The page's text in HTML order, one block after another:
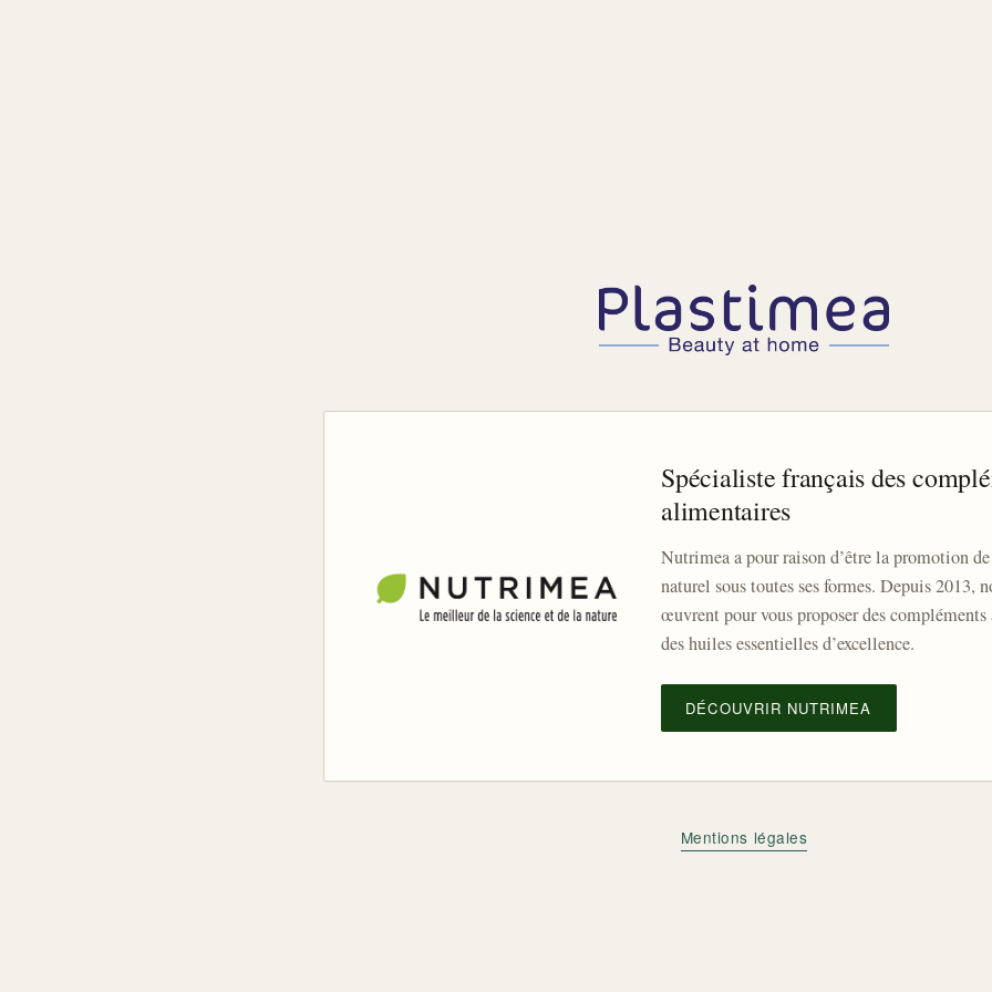
Spécialiste français des
alimentaires
Nutrimea a pour raison d’être la promotion
naturel sous toutes ses formes. Depuis 2013,
œuvrent pour vous proposer des
des huiles essentielles d’excellence.
DÉCOUVRIR NUTRIMEA
Mentions légales